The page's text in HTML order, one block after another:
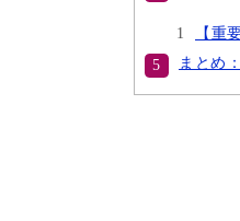
【重
まとめ